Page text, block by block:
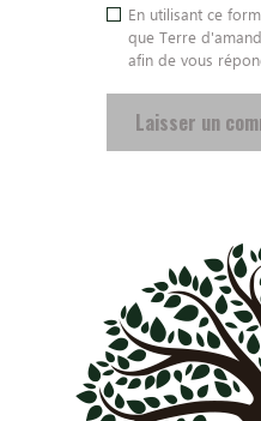
En utilisant ce
que Terre
afin de vous